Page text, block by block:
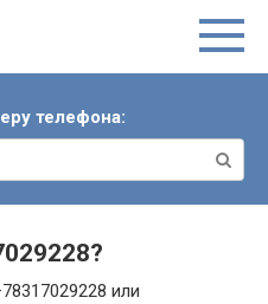
телефона:
?
или